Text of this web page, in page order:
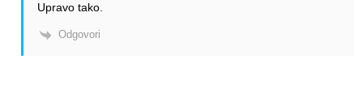
Upravo tako.
Odgovori